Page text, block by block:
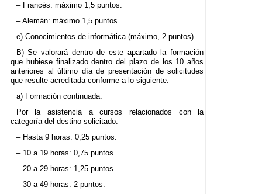
– Francés: máximo 1,5 puntos.
– Alemán: máximo 1,5 puntos.
e) Conocimientos de informática (máximo, 2 puntos).
B) Se valorará dentro de este apartado la formación
que hubiese finalizado dentro del plazo de los 10 años
anteriores al último día de presentación de solicitudes
que resulte acreditada conforme a lo siguiente:
a) Formación continuada:
Por la asistencia a cursos relacionados con la
categoría del destino solicitado:
– Hasta 9 horas: 0,25 puntos.
– 10 a 19 horas: 0,75 puntos.
– 20 a 29 horas: 1,25 puntos.
– 30 a 49 horas: 2 puntos.